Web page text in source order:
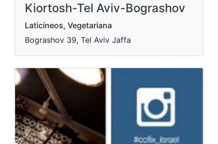
Kiortosh-Tel Aviv-Bograshov
Laticíneos, Vegetariana
Bograshov 39, Tel Aviv Jaffa